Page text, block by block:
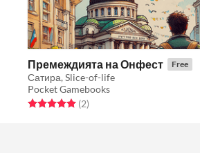
Премеждията на Онфест Free
Сатира, Slice-of-life
Pocket Gamebooks
Rated 5.0 out of 5 stars
(2total ratings
)